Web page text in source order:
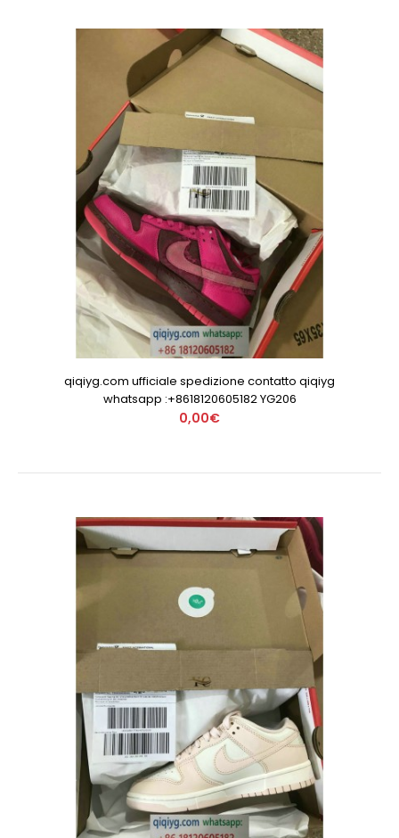
qiqiyg.com ufficiale spedizione contatto qiqiyg
whatsapp :+8618120605182 YG206
0,00€